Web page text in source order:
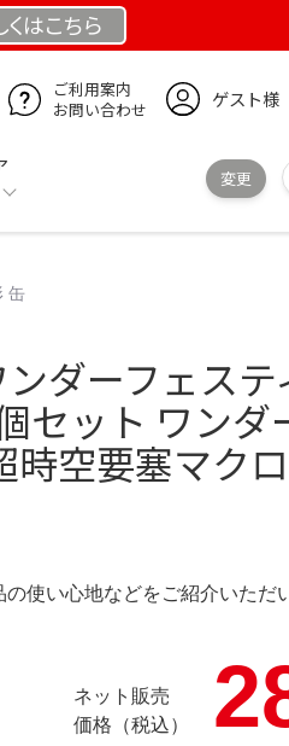
くはこちら
ご利用案内
お問い合わせ
ゲスト様
変更
缶
ダーフェス
セット ワンダ
時空要塞マク
使い心地などをご紹介いただ
ネット販売
価格（税込）